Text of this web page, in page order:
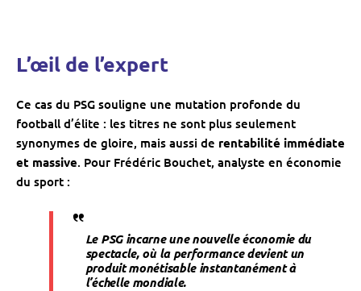
L’œil de l’expert
Ce cas du PSG souligne une mutation profonde du
football d’élite : les titres ne sont plus seulement
synonymes de gloire, mais aussi de rentabilité immédiate
et massive. Pour Frédéric Bouchet, analyste en économie
du sport :
Le PSG incarne une nouvelle économie du
spectacle, où la performance devient un
produit monétisable instantanément à
l’échelle mondiale.